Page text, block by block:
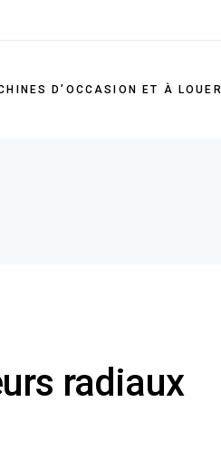
D’OCCASION ET À LOUER
radiaux